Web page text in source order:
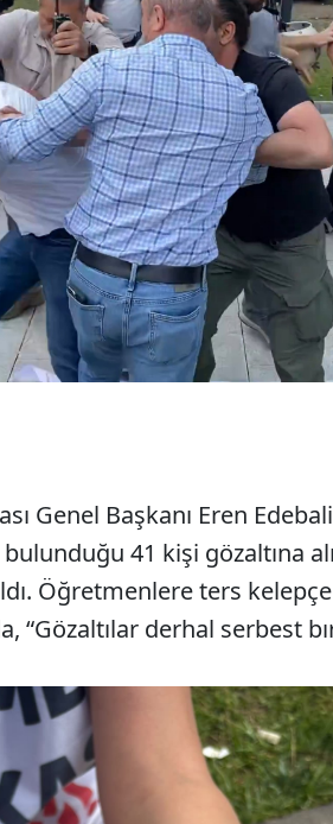
Genel Başkanı Eren
bulunduğu 41 kişi gözaltına
Öğretmenlere ters
“Gözaltılar derhal serbest